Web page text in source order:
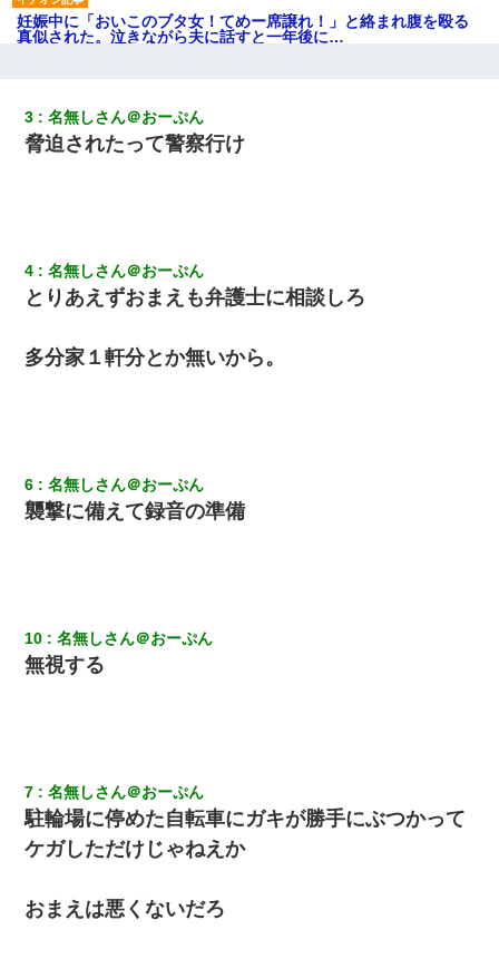
妊娠中に「おいこのブタ女！てめー席譲れ！」と絡まれ腹を殴る
真似された。泣きながら夫に話すと一年後に…
兄の新しい嫁がやらかしすぎて辛い。当たり前のように実家や姪
３２歳俺「ずっと好きでした！！付き合って下さい！」 ２５歳
彼女「うん！！絶対幸せになろうね！！！！」 → ７年後ｗｗ
【身体で払わせて】女友達「ごめん、何も言わずにお金貸してく
嫁を半身不随にしやがった恨みは、正直こんなもんじゃ晴れな
い）
友人とふたりで山口に旅行した時の事。レンタカーを借りて山の
中の道を走っていたら、突然ガガッ！って音がして…
3 名無しさん＠おーぷん
脅迫されたって警察行け
4 名無しさん＠おーぷん
とりあえずおまえも弁護士に相談しろ
多分家１軒分とか無いから。
6 名無しさん＠おーぷん
襲撃に備えて録音の準備
10 名無しさん＠おーぷん
無視する
7 名無しさん＠おーぷん
駐輪場に停めた自転車にガキが勝手にぶつかって
ケガしただけじゃねえか
おまえは悪くないだろ